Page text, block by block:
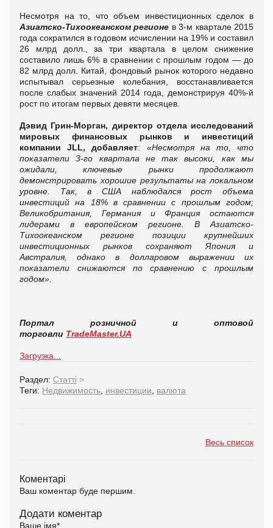
Несмотря на то, что объем инвестиционных сделок в
Азиатско-Тихоокеанском регионе в 3-м квартале 2015
года сократился в годовом исчислении на 19% и составил
26 млрд долл., за три квартала в целом снижение
составило лишь 6% в сравнении с прошлым годом — до
82 млрд долл. Китай, фондовый рынок которого недавно
испытывал серьезные колебания, восстанавливается
после слабых значений 2014 года, демонстрируя 40%-й
рост по итогам первых девяти месяцев.
Дэвид Грин-Морган, директор отдела исследований
мировых финансовых рынков и инвестиций
компании JLL, добавляет: «Несмотря на то, что
показатели 3-го квартала не так высоки, как мы
ожидали, ключевые рынки продолжают
демонстрировать хорошие результаты на локальном
уровне. Так, в США наблюдался рост объема
инвестиций на 18% в сравнении с прошлым годом;
Великобритания, Германия и Франция остаются
лидерами в европейском регионе. В Азиатско-
Тихоокеанском регионе позиции крупнейших
инвестиционных рынков сохраняют Япония и
Австралия, однако в долларовом выражении их
показатели снижаются по сравнению с прошлым
годом».
Портал розничной и оптовой
торговли TradeMaster.UA
Загрузка...
Раздел: Статті >
Теги: Недвижимость, инвестиции, валюта
Весь список
Коментарі
Ваш коментар буде першим.
Додати коментар
Ваше імя*